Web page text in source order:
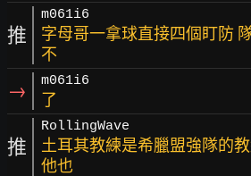
推
m061i6
字母哥一拿球直接四個盯防
不
→ m061i6
了
推
RollingWave
土耳其教練是希臘盟強隊的
他也